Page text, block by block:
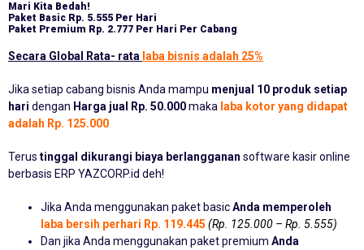
Mari Kita Bedah!
Paket Basic Rp. 5.555 Per Hari
Paket Premium Rp. 2.777 Per Hari Per Cabang
Secara Global Rata- rata laba bisnis adalah 25%
Jika setiap cabang bisnis Anda mampu menjual 10 produk setiap
hari dengan Harga jual Rp. 50.000maka laba kotor yang didapat
adalah Rp. 125.000
Terus tinggal dikurangi biaya berlangganan software kasir online
berbasis ERP YAZCORP.id deh!
Jika Anda menggunakan paket basicAnda memperoleh
laba bersih perhari Rp. 119.445 (Rp. 125.000 – Rp. 5.555)
Dan jika Anda menggunakan paket premium Anda